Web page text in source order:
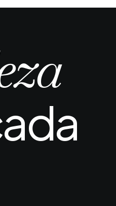
capilar:
capilar…